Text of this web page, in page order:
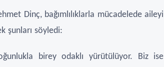
Dinç, bağımlılıklarla mücadelede aileyi
şunları söyledi:
birey odaklı yürütülüyor. Biz ise